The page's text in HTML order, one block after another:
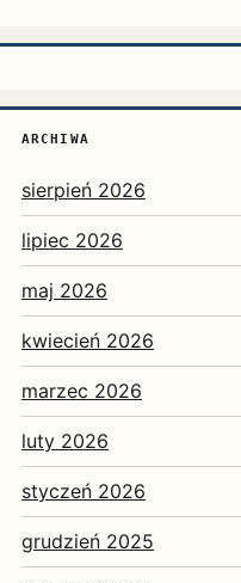
ARCHIWA
sierpień 2026
lipiec 2026
maj 2026
kwiecień 2026
marzec 2026
luty 2026
styczeń 2026
grudzień 2025